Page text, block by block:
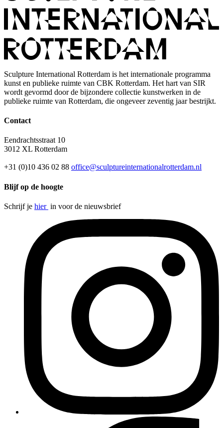
Sculpture International Rotterdam is het internationale programma
kunst en publieke ruimte van CBK Rotterdam. Het hart van SIR
wordt gevormd door de bijzondere collectie kunstwerken in de
publieke ruimte van Rotterdam, die ongeveer zeventig jaar bestrijkt.
Contact
Eendrachtsstraat 10
3012 XL Rotterdam
+31 (0)10 436 02 88 office@sculptureinternationalrotterdam.nl
Blijf op de hoogte
Schrijf je hier in voor de nieuwsbrief